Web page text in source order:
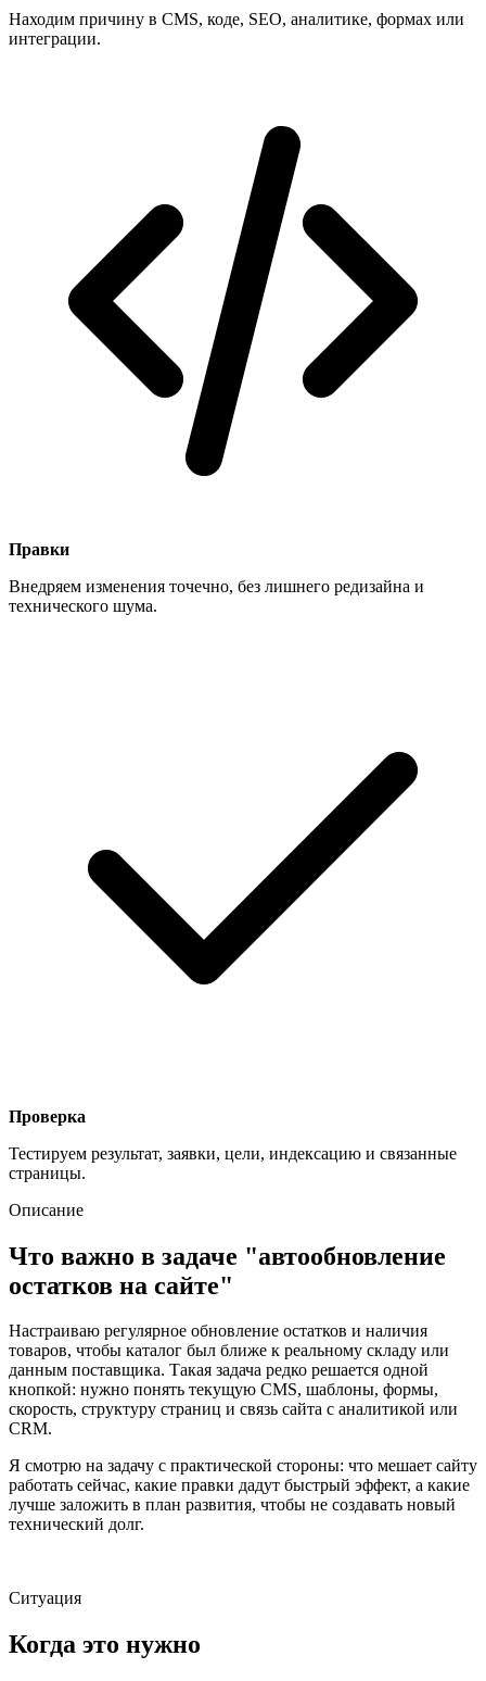
Находим причину в CMS, коде, SEO, аналитике, формах или
интеграции.
Правки
Внедряем изменения точечно, без лишнего редизайна и
технического шума.
Проверка
Тестируем результат, заявки, цели, индексацию и связанные
страницы.
Описание
Что важно в задаче "автообновление
остатков на сайте"
Настраиваю регулярное обновление остатков и наличия
товаров, чтобы каталог был ближе к реальному складу или
данным поставщика. Такая задача редко решается одной
кнопкой: нужно понять текущую CMS, шаблоны, формы,
скорость, структуру страниц и связь сайта с аналитикой или
CRM.
Я смотрю на задачу с практической стороны: что мешает сайту
работать сейчас, какие правки дадут быстрый эффект, а какие
лучше заложить в план развития, чтобы не создавать новый
технический долг.
Ситуация
Когда это нужно